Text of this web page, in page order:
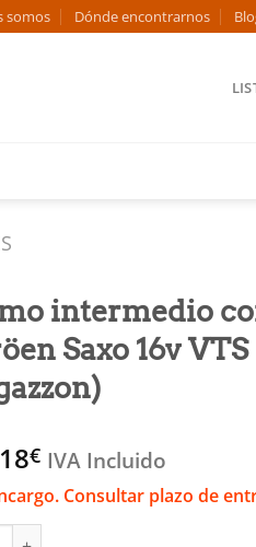
somos Dónde encontrarnos
intermedio
Saxo 16v VTS
€ IVA Incluido
Consultar plazo de
intermedio con silencioso -